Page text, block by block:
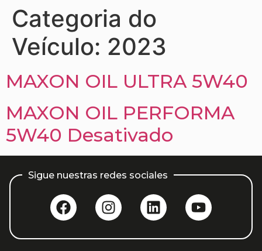
Categoria do
Veículo: 2023
MAXON OIL ULTRA 5W40
MAXON OIL PERFORMA
5W40 Desativado
Sigue nuestras redes sociales